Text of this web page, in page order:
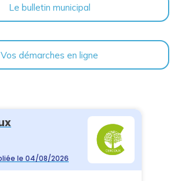
Le bulletin municipal
Vos démarches en ligne